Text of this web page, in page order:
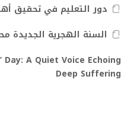
دور التعليم في تحقيق
السنة الهجرية الجديدة
A Quiet Voice Echoing
Deep Suffering